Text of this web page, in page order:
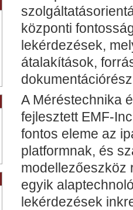
központi
lekérdezések,
átalakítások,
A Méréstechnika
fejlesztett EMF-
fontos eleme az
platformnak, és
modellezőeszköz
egyik
lekérdezések